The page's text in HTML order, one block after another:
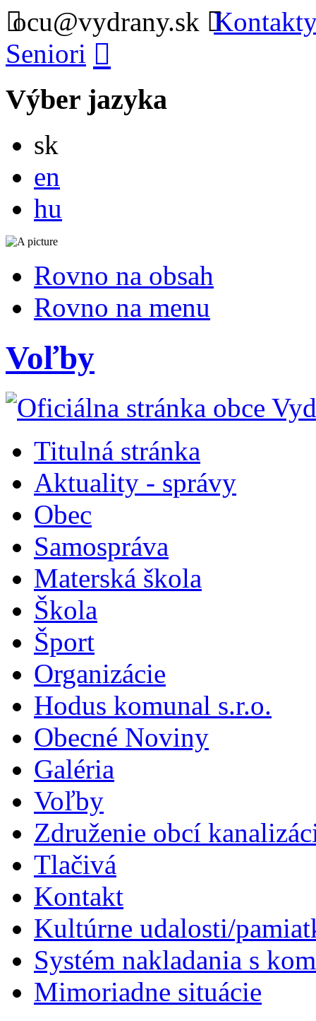
ocu@vydrany.sk
Seniori
Výber jazyka
sk
en
hu
Rovno na obsah
Rovno na menu
Voľby
Titulná stránka
Aktuality - správy
Obec
Samospráva
Materská škola
Škola
Šport
Organizácie
Hodus komunal s.r.o.
Obecné Noviny
Galéria
Voľby
Združenie obcí
Tlačivá
Kontakt
Kultúrne udalosti/
Systém nakladania s
Mimoriadne situácie